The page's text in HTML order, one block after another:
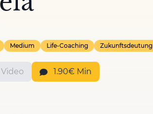
Medium Life-Coaching Zukunftsdeutung
Video 1.90€ Min